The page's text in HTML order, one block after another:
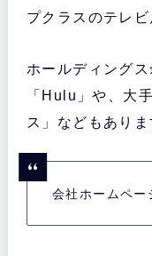
プクラスのテレビ
ホールディング
「Hulu」や、大
ス」などもありま
会社ホームペー